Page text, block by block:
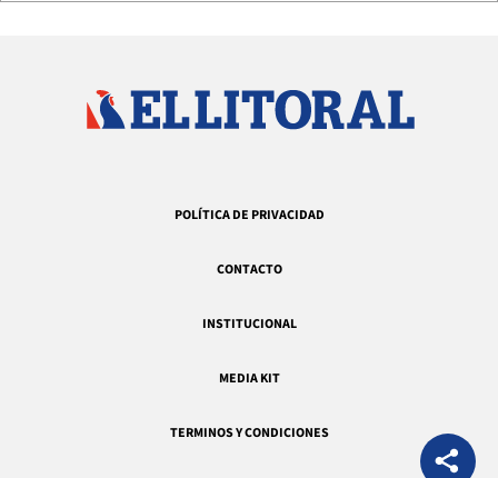
POLÍTICA DE PRIVACIDAD
CONTACTO
INSTITUCIONAL
MEDIA KIT
TERMINOS Y CONDICIONES